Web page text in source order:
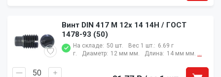
Винт DIN 417 M 12x 14 14H / ГОСТ
1478-93 (50)
На складе: 50 шт. Вес 1 шт.: 6.69 г
г.
Диаметр: 12 мм мм. Длина: 14 мм мм. ...